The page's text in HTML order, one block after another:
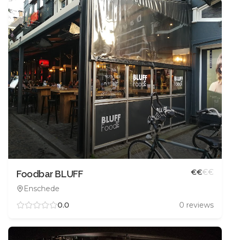
Foodbar BLUFF
Enschede
€€€€
0.0 0 reviews